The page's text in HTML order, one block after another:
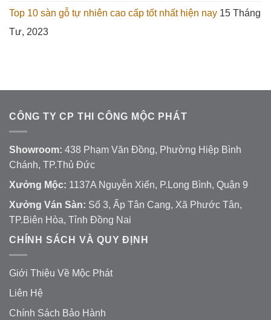
Top 10 sàn gỗ tự nhiên cao cấp tốt nhất hiện nay 15 Tháng
Tư, 2023
CÔNG TY CP THI CÔNG MỘC PHÁT
Showroom: 438 Phạm Văn Đồng, Phường Hiệp Bình
Chánh, TP.Thủ Đức
Xưởng Mộc: 1137A Nguyễn Xiển, P.Long Bình, Quận 9
Xưởng Ván Sàn: Số 3, Ấp Tân Cang, Xã Phước Tân,
TP.Biên Hòa, Tỉnh Đồng Nai
CHÍNH SÁCH VÀ QUY ĐỊNH
Giới Thiệu Về Mộc Phát
Liên Hệ
Chính Sách Bảo Hành